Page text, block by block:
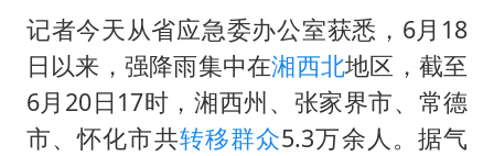
“天津之眼”摩天轮附近2人落水
银行午休1.5小时 留个窗口行不行
41岁女子为鼓励女儿考上985研究生
记者今天从省应急委办公室获悉，6月18
日以来，强降雨集中在湘西北地区，截至
6月20日17时，湘西州、张家界市、常德
市、怀化市共转移群众5.3万余人。据气